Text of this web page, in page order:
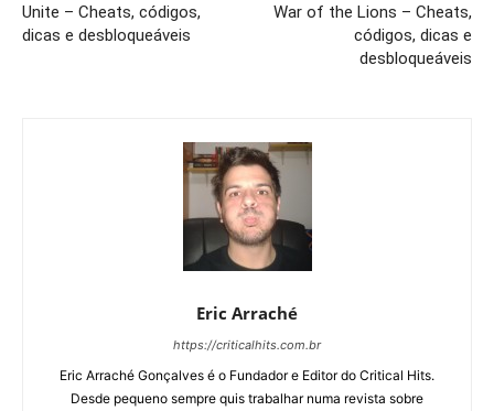
Unite – Cheats, códigos,
dicas e desbloqueáveis
War of the Lions – Cheats,
códigos, dicas e
desbloqueáveis
Eric Arraché
https://criticalhits.com.br
Eric Arraché Gonçalves é o Fundador e Editor do Critical Hits.
Desde pequeno sempre quis trabalhar numa revista sobre